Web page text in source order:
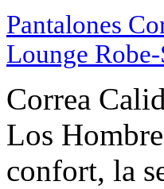
Pantalones
Lounge Robe-
Correa
Los
confort, la